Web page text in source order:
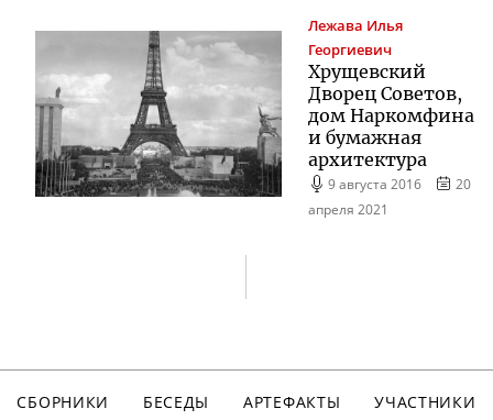
Лежава Илья
Георгиевич
Хрущевский
Дворец Советов,
дом Наркомфина
и бумажная
архитектура
9 августа 2016
20
апреля 2021
СБОРНИКИ БЕСЕДЫ АРТЕФАКТЫ
УЧАСТНИКИ